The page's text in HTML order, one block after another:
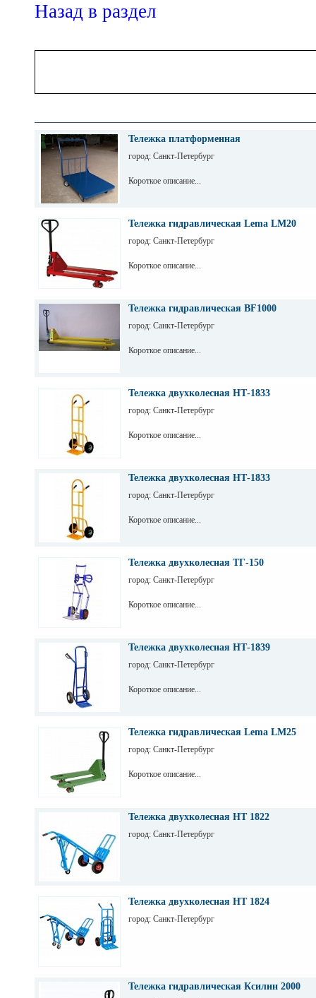
Назад в раздел
Тележка платформенная
город: Санкт-Петербург
Короткое описание...
Тележка гидравлическая Lema LM20
город: Санкт-Петербург
Короткое описание...
Тележка гидравлическая BF1000
город: Санкт-Петербург
Короткое описание...
Тележка двухколесная НТ-1833
город: Санкт-Петербург
Короткое описание...
Тележка двухколесная НТ-1833
город: Санкт-Петербург
Короткое описание...
Тележка двухколесная ТГ-150
город: Санкт-Петербург
Короткое описание...
Тележка двухколесная НТ-1839
город: Санкт-Петербург
Короткое описание...
Тележка гидравлическая Lema LM25
город: Санкт-Петербург
Короткое описание...
Тележка двухколесная НТ 1822
город: Санкт-Петербург
Тележка двухколесная НТ 1824
город: Санкт-Петербург
Тележка гидравлическая Ксилин 2000